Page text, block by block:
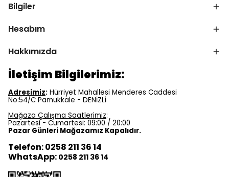
Bilgiler
Hesabım
Hakkımızda
İletişim Bilgilerimiz:
Adresimiz: Hürriyet Mahallesi Menderes Caddesi
No:54/C Pamukkale - DENİZLİ
Mağaza Çalışma Saatlerimiz:
Pazartesi - Cumartesi: 09:00 / 20:00
Pazar Günleri Mağazamız Kapalıdır.
Telefon: 0258 211 36 14
WhatsApp: 0258 211 36 14